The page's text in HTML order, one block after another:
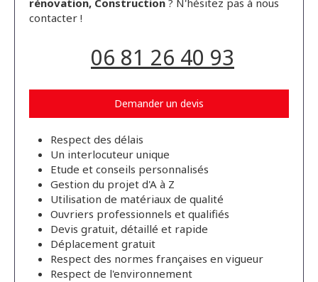
rénovation, Construction ? N'hésitez pas à nous
contacter !
06 81 26 40 93
Demander un devis
Respect des délais
Un interlocuteur unique
Etude et conseils personnalisés
Gestion du projet d'A à Z
Utilisation de matériaux de qualité
Ouvriers professionnels et qualifiés
Devis gratuit, détaillé et rapide
Déplacement gratuit
Respect des normes françaises en vigueur
Respect de l'environnement